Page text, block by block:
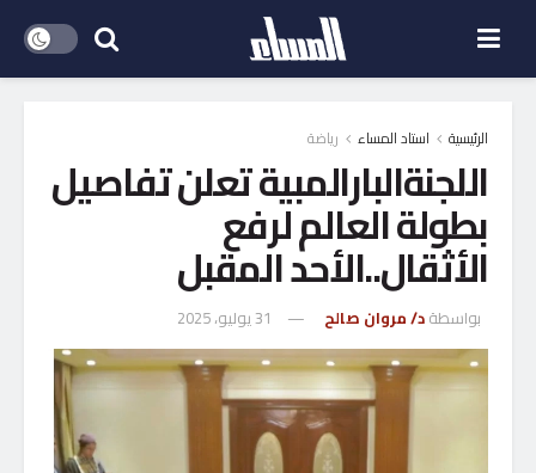
الرئيسية استاد المساء رياضة
اللجنةالبارالمبية تعلن تفاصيل
بطولة العالم لرفع
الأثقال..الأحد المقبل
بواسطةد/ مروان صالح 31 يوليو، 2025